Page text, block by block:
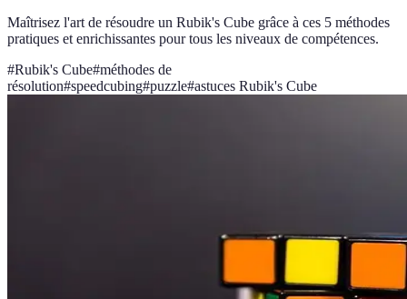
Maîtrisez l'art de résoudre un Rubik's Cube grâce à ces 5 méthodes
pratiques et enrichissantes pour tous les niveaux de compétences.
#Rubik's Cube#méthodes de
résolution#speedcubing#puzzle#astuces Rubik's Cube